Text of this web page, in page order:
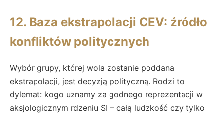
12. Baza ekstrapolacji CEV: źródło
konfliktów politycznych
Wybór grupy, której wola zostanie poddana
ekstrapolacji, jest decyzją polityczną. Rodzi to
dylemat: kogo uznamy za godnego reprezentacji w
aksjologicznym rdzeniu SI – całą ludzkość czy tylko